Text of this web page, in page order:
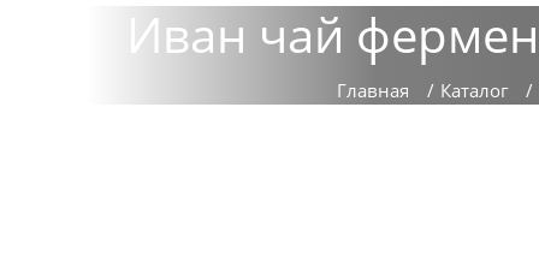
Иван чай
Главная / Каталог /